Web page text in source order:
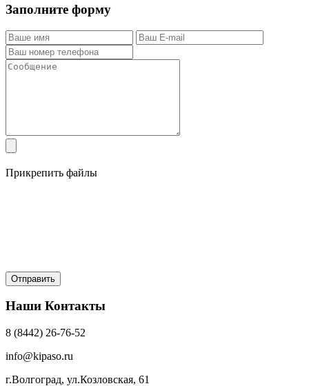
Заполните форму
Прикрепить файлы
Наши Контакты
8 (8442) 26-76-52
info@kipaso.ru
г.Волгоград, ул.Козловская, 61